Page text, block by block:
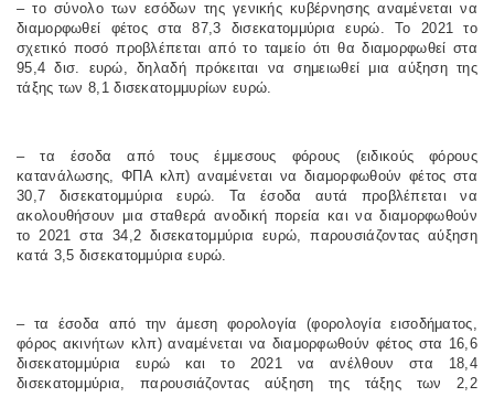
– το σύνολο των εσόδων της γενικής κυβέρνησης αναμένεται να
διαμορφωθεί φέτος στα 87,3 δισεκατομμύρια ευρώ. Το 2021 το
σχετικό ποσό προβλέπεται από το ταμείο ότι θα διαμορφωθεί στα
95,4 δισ.
ευρώ, δηλαδή πρόκειται να σημειωθεί μια αύξηση της
τάξης των 8,1 δισεκατομμυρίων ευρώ.
– τα έσοδα από τους έμμεσους φόρους (ειδικούς φόρους
κατανάλωσης, ΦΠΑ κλπ) αναμένεται να διαμορφωθούν φέτος στα
30,7 δισεκατομμύρια ευρώ. Τα έσοδα αυτά προβλέπεται να
ακολουθήσουν μια σταθερά ανοδική πορεία και να διαμορφωθούν
το 2021 στα 34,2 δισεκατομμύρια ευρώ, παρουσιάζοντας αύξηση
κατά 3,5 δισεκατομμύρια ευρώ.
– τα έσοδα από την άμεση φορολογία (φορολογία εισοδήματος,
φόρος ακινήτων κλπ) αναμένεται να διαμορφωθούν φέτος στα 16,6
δισεκατομμύρια ευρώ και το 2021 να ανέλθουν στα 18,4
δισεκατομμύρια, παρουσιάζοντας αύξηση της τάξης των 2,2